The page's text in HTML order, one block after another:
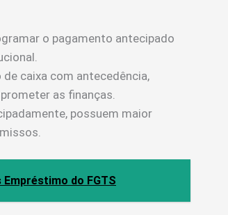
o pagamento antecipado
caixa com antecedência,
as finanças.
possuem maior
do FGTS